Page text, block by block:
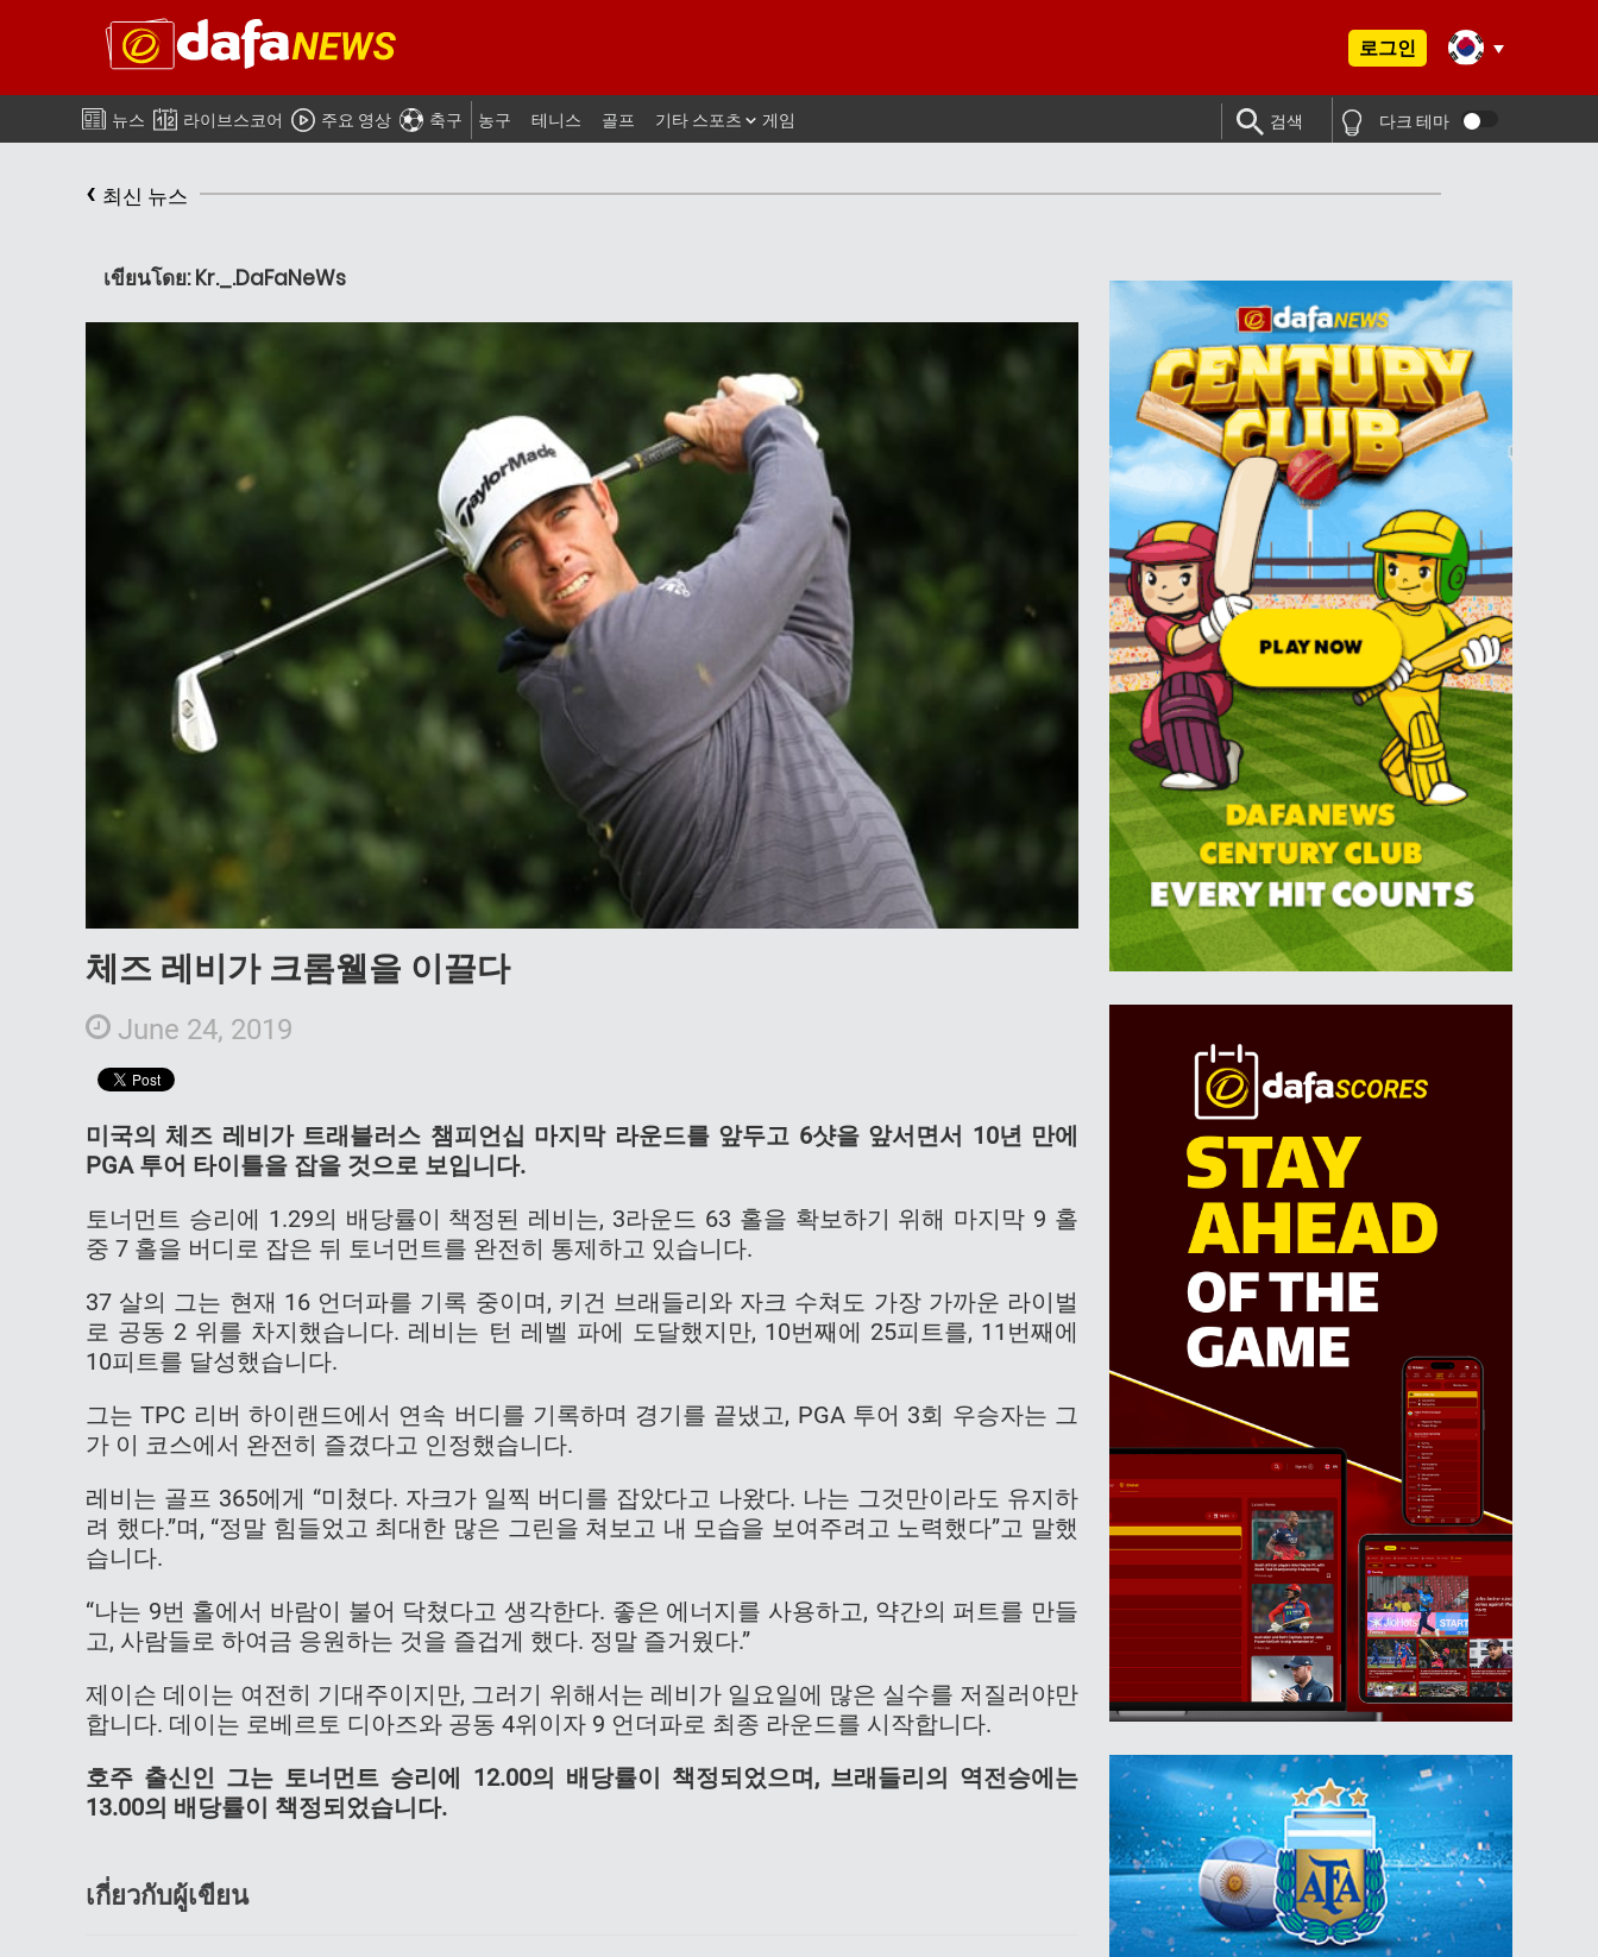
로그인
뉴스 라이브스코어 주요 영상 축구 농구 테니스 골프 기타 스포츠 게임 검색 다크 테마
‹ 최신 뉴스
เขียนโดย: Kr._.DaFaNeWs
체즈 레비가 크롬웰을 이끌다
June 24, 2019
미국의 체즈 레비가 트래블러스 챔피언십 마지막 라운드를 앞두고 6샷을 앞서면서 10년 만에
PGA 투어 타이틀을 잡을 것으로 보입니다.
토너먼트 승리에 1.29의 배당률이 책정된 레비는, 3라운드 63 홀을 확보하기 위해 마지막 9 홀
중 7 홀을 버디로 잡은 뒤 토너먼트를 완전히 통제하고 있습니다.
37 살의 그는 현재 16 언더파를 기록 중이며, 키건 브래들리와 자크 수쳐도 가장 가까운 라이벌
로 공동 2 위를 차지했습니다. 레비는 턴 레벨 파에 도달했지만, 10번째에 25피트를, 11번째에
10피트를 달성했습니다.
그는 TPC 리버 하이랜드에서 연속 버디를 기록하며 경기를 끝냈고, PGA 투어 3회 우승자는 그
가 이 코스에서 완전히 즐겼다고 인정했습니다.
레비는 골프 365에게 “미쳤다. 자크가 일찍 버디를 잡았다고 나왔다. 나는 그것만이라도 유지하
려 했다.”며, “정말 힘들었고 최대한 많은 그린을 쳐보고 내 모습을 보여주려고 노력했다”고 말했
습니다.
“나는 9번 홀에서 바람이 불어 닥쳤다고 생각한다. 좋은 에너지를 사용하고, 약간의 퍼트를 만들
고, 사람들로 하여금 응원하는 것을 즐겁게 했다. 정말 즐거웠다.”
제이슨 데이는 여전히 기대주이지만, 그러기 위해서는 레비가 일요일에 많은 실수를 저질러야만
합니다. 데이는 로베르토 디아즈와 공동 4위이자 9 언더파로 최종 라운드를 시작합니다.
호주 출신인 그는 토너먼트 승리에 12.00의 배당률이 책정되었으며, 브래들리의 역전승에는
13.00의 배당률이 책정되었습니다.
เกี่ยวกับผู้เขียน